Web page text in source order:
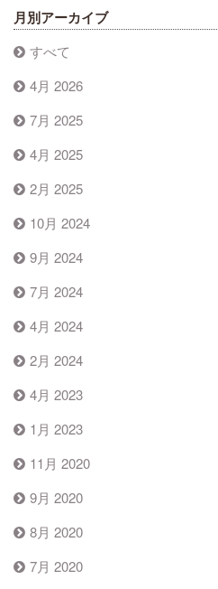
月別アーカイブ
すべて
4月 2026
7月 2025
4月 2025
2月 2025
10月 2024
9月 2024
7月 2024
4月 2024
2月 2024
4月 2023
1月 2023
11月 2020
9月 2020
8月 2020
7月 2020